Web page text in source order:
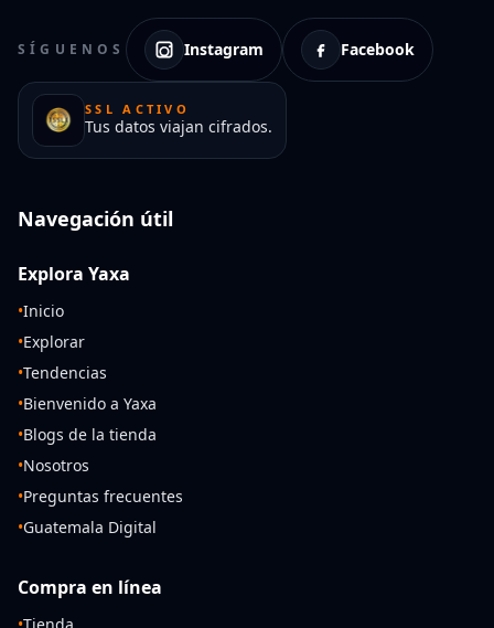
SÍGUENOS Instagram Facebook
SSL ACTIVO
Tus datos viajan cifrados.
Navegación útil
Explora Yaxa
•Inicio
•Explorar
•Tendencias
•Bienvenido a Yaxa
•Blogs de la tienda
•Nosotros
•Preguntas frecuentes
•Guatemala Digital
Compra en línea
•Tienda